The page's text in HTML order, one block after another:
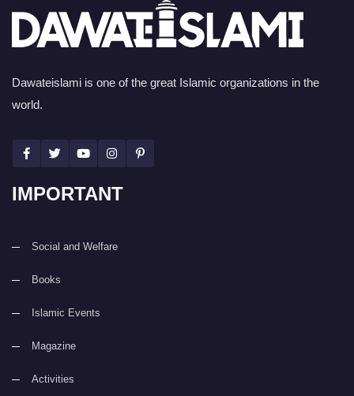
Dawateislami is one of the great Islamic organizations in the
world.
IMPORTANT
Social and Welfare
Books
Islamic Events
Magazine
Activities